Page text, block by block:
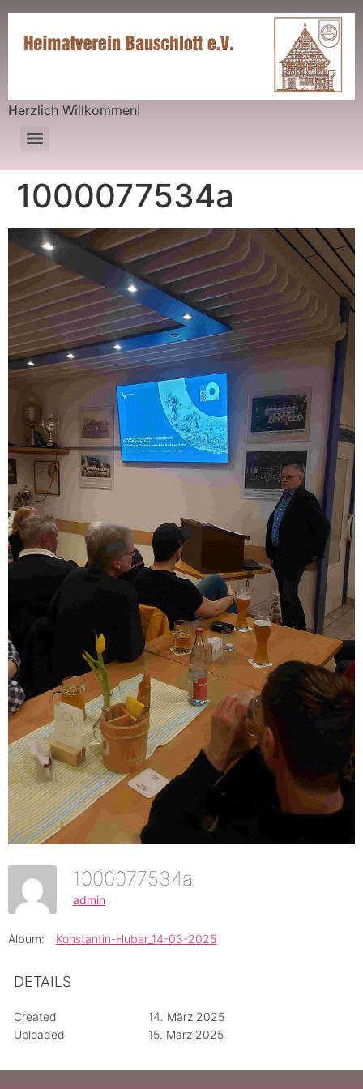
Herzlich Willkommen!
1000077534a
1000077534a
admin
Album: Konstantin-Huber_14-03-2025
DETAILS
Created
14. März 2025
Uploaded
15. März 2025